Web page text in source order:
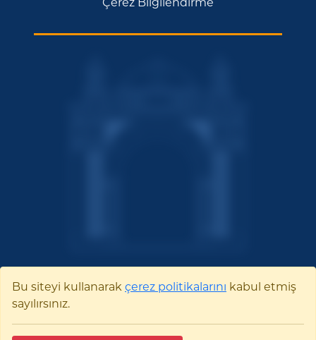
Üniversitesi
Bu siteyi kullanarak çerez politikalarını kabul etmiş
sayılırsınız.